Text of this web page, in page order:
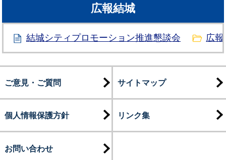
広報結城
結城シティプロモーション推進懇談会 広
ご意見・ご質問 サイトマップ
個人情報保護方針 リンク集
お問い合わせ